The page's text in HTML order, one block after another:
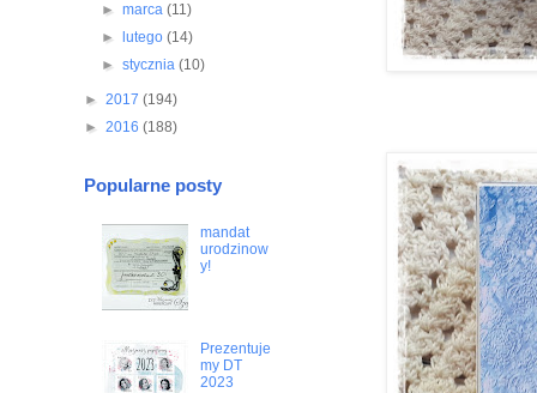
►marca(11)
►
lutego(14)
►stycznia(10)
► 2017 (194)
► 2016 (188)
Popularne posty
mandat
urodzinow
y!
Prezentuje
my DT
2023